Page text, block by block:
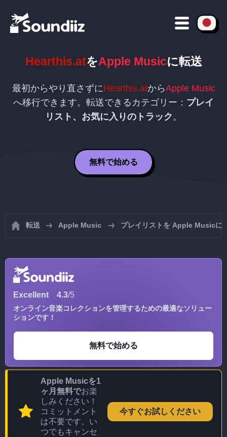
Hearthis.atをApple Musicに転送
最初からやり直さずにHearthis.atからApple Music
へ移行できます。転送できるカテゴリー： プレイ
リスト、お気に入りのトラック。
無料で始める
転送 Apple Music プレイリストを Apple Musicに
Excellent 4.3/5
オンライン音楽コレクションを管理するための最適なソリュー
ションです！
無料で始める
Apple Musicを1
ヶ月無料でお楽
しみください！
コミットメント
は不要です。い
つでもキャンセ
今すぐお試しください